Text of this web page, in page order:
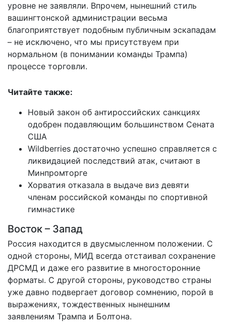
уровне не заявляли. Впрочем, нынешний стиль
вашингтонской администрации весьма
благоприятствует подобным публичным эскападам
– не исключено, что мы присутствуем при
нормальном (в понимании команды Трампа)
процессе торговли.
Читайте также:
Новый закон об антироссийских санкциях
одобрен подавляющим большинством Сената
США
Wildberries достаточно успешно справляется с
ликвидацией последствий атак, считают в
Минпромторге
Хорватия отказала в выдаче виз девяти
членам российской команды по спортивной
гимнастике
Восток – Запад
Россия находится в двусмысленном положении. С
одной стороны, МИД всегда отстаивал сохранение
ДРСМД и даже его развитие в многосторонние
форматы. С другой стороны, руководство страны
уже давно подвергает договор сомнению, порой в
выражениях, тождественных нынешним
заявлениям Трампа и Болтона.